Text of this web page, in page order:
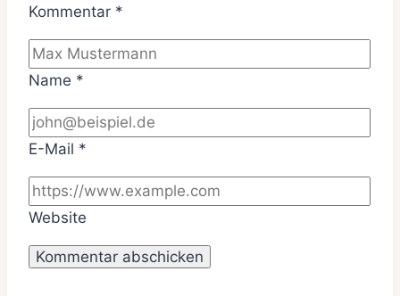
Kommentar *
Name *
E-Mail *
Website